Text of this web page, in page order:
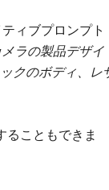
ィブプロンプト
ラの製品デザイ
クのボディ、レ
こともできま